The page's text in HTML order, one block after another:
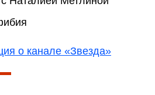
о канале «Звезда»